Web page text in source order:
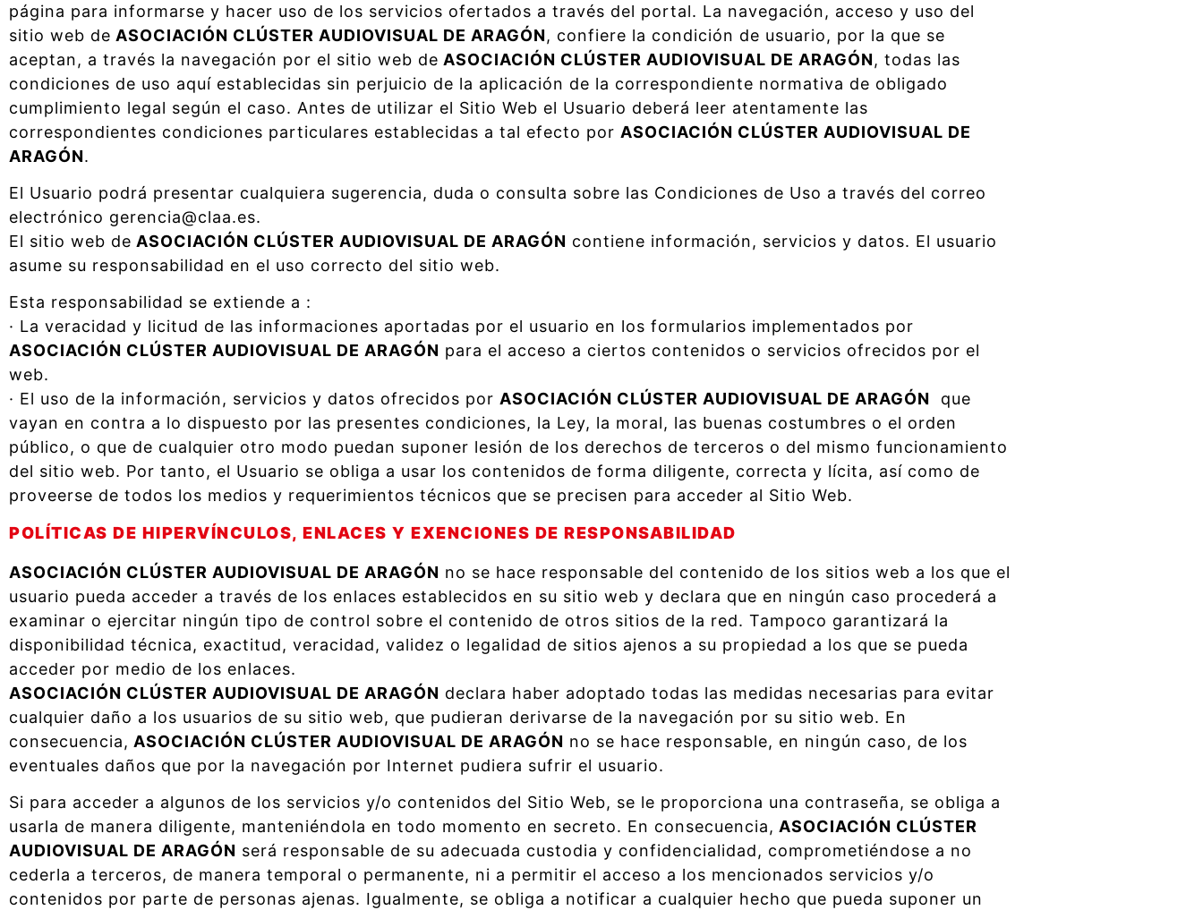
página para informarse y hacer uso de los servicios ofertados a través del portal. La navegación, acceso y uso del
sitio web de ASOCIACIÓN CLÚSTER AUDIOVISUAL DE ARAGÓN, confiere la condición de usuario, por la que se
aceptan, a través la navegación por el sitio web de ASOCIACIÓN CLÚSTER AUDIOVISUAL DE ARAGÓN, todas las
condiciones de uso aquí establecidas sin perjuicio de la aplicación de la correspondiente normativa de obligado
cumplimiento legal según el caso. Antes de utilizar el Sitio Web el Usuario deberá leer atentamente las
correspondientes condiciones particulares establecidas a tal efecto por ASOCIACIÓN CLÚSTER AUDIOVISUAL DE
ARAGÓN.
El Usuario podrá presentar cualquiera sugerencia, duda o consulta sobre las Condiciones de Uso a través del correo
electrónico gerencia@claa.es.
El sitio web de ASOCIACIÓN CLÚSTER AUDIOVISUAL DE ARAGÓN contiene información, servicios y datos. El usuario
asume su responsabilidad en el uso correcto del sitio web.
Esta responsabilidad se extiende a :
· La veracidad y licitud de las informaciones aportadas por el usuario en los formularios implementados por
ASOCIACIÓN CLÚSTER AUDIOVISUAL DE ARAGÓN para el acceso a ciertos contenidos o servicios ofrecidos por el
web.
· El uso de la información, servicios y datos ofrecidos por ASOCIACIÓN CLÚSTER AUDIOVISUAL DE ARAGÓN que
vayan en contra a lo dispuesto por las presentes condiciones, la Ley, la moral, las buenas costumbres o el orden
público, o que de cualquier otro modo puedan suponer lesión de los derechos de terceros o del mismo funcionamiento
del sitio web. Por tanto, el Usuario se obliga a usar los contenidos de forma diligente, correcta y lícita, así como de
proveerse de todos los medios y requerimientos técnicos que se precisen para acceder al Sitio Web.
POLÍTICAS DE HIPERVÍNCULOS, ENLACES Y EXENCIONES DE RESPONSABILIDAD
ASOCIACIÓN CLÚSTER AUDIOVISUAL DE ARAGÓN no se hace responsable del contenido de los sitios web a los que el
usuario pueda acceder a través de los enlaces establecidos en su sitio web y declara que en ningún caso procederá a
examinar o ejercitar ningún tipo de control sobre el contenido de otros sitios de la red. Tampoco garantizará la
disponibilidad técnica, exactitud, veracidad, validez o legalidad de sitios ajenos a su propiedad a los que se pueda
acceder por medio de los enlaces.
ASOCIACIÓN CLÚSTER AUDIOVISUAL DE ARAGÓN declara haber adoptado todas las medidas necesarias para evitar
cualquier daño a los usuarios de su sitio web, que pudieran derivarse de la navegación por su sitio web. En
consecuencia, ASOCIACIÓN CLÚSTER AUDIOVISUAL DE ARAGÓN no se hace responsable, en ningún caso, de los
eventuales daños que por la navegación por Internet pudiera sufrir el usuario.
Si para acceder a algunos de los servicios y/o contenidos del Sitio Web, se le proporciona una contraseña, se obliga a
usarla de manera diligente, manteniéndola en todo momento en secreto. En consecuencia, ASOCIACIÓN CLÚSTER
AUDIOVISUAL DE ARAGÓN será responsable de su adecuada custodia y confidencialidad, comprometiéndose a no
cederla a terceros, de manera temporal o permanente, ni a permitir el acceso a los mencionados servicios y/o
contenidos por parte de personas ajenas. Igualmente, se obliga a notificar a cualquier hecho que pueda suponer un